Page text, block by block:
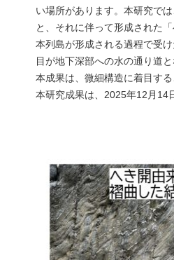
い場所があります。本研究で
と、それに伴って形成された
本列島が形成される過程で受
目が地下深部への水の通り道
本成果は、微細構造に着目す
本研究成果は、2025年12月14